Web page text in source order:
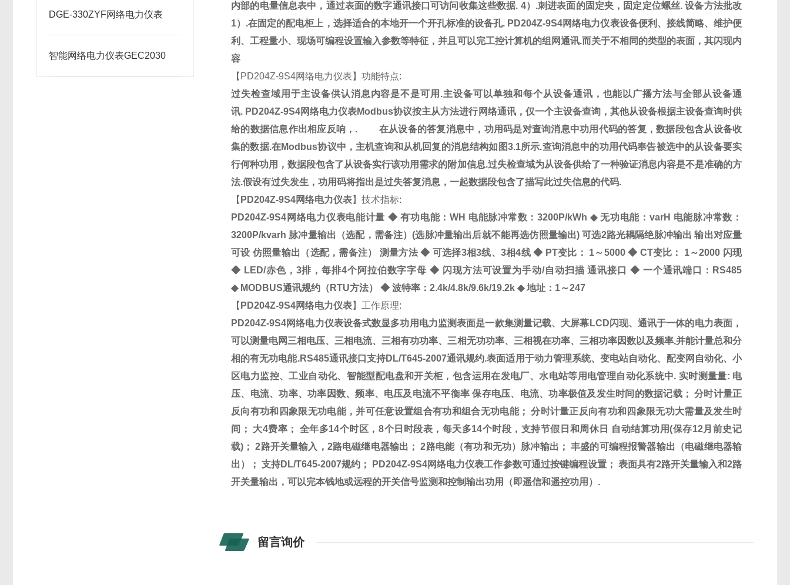
DGE-330ZYF网络电力仪表
智能网络电力仪表GEC2030
内部的电量信息表中，通过表面的数字通讯接口可访问收集这些数据. 4）.刺进表面的固定夹，固定定位螺丝. 设备方法批改
1）.在固定的配电柜上，选择适合的本地开一个开孔标准的设备孔. PD204Z-9S4网络电力仪表设备便利、接线简略、维护便
利、工程量小、现场可编程设置输入参数等特征，并且可以完工控计算机的组网通讯.而关于不相同的类型的表面，其闪现内
容
【 PD204Z-9S4网络电力仪表 】功能特点:
过失检查域用于主设备供认消息内容是不是可用.主设备可以单独和每个从设备通讯，也能以广播方法与全部从设备通
讯. PD204Z-9S4网络电力仪表Modbus协议按主从方法进行网络通讯，仅一个主设备查询，其他从设备根据主设备查询时供
给的数据信息作出相应反响，. 在从设备的答复消息中，功用码是对查询消息中功用代码的答复，数据段包含从设备收
集的数据.在Modbus协议中，主机查询和从机回复的消息结构如图3.1所示.查询消息中的功用代码奉告被选中的从设备要实
行何种功用，数据段包含了从设备实行该功用需求的附加信息.过失检查域为从设备供给了一种验证消息内容是不是准确的方
法.假设有过失发生，功用码将指出是过失答复消息，一起数据段包含了描写此过失信息的代码.
【 PD204Z-9S4网络电力仪表】技术指标:
PD204Z-9S4网络电力仪表电能计量 ◆ 有功电能：WH 电能脉冲常数：3200P/kWh ◆无功电能：varH 电能脉冲常数：
3200P/kvarh 脉冲量输出（选配，需备注）(选脉冲量输出后就不能再选仿照量输出) 可选2路光耦隔绝脉冲输出 输出对应量
可设 仿照量输出（选配，需备注） 测量方法◆ 可选择3相3线、3相4线◆ PT变比： 1～5000◆ CT变比： 1～2000 闪现
◆ LED/赤色，3排，每排4个阿拉伯数字字母◆ 闪现方法可设置为手动/自动扫描 通讯接口 ◆ 一个通讯端口：RS485
◆MODBUS通讯规约（RTU方法）◆ 波特率：2.4k/4.8k/9.6k/19.2k◆地址：1～247
【 PD204Z-9S4网络电力仪表】工作原理:
PD204Z-9S4网络电力仪表设备式数显多功用电力监测表面是一款集测量记载、大屏幕LCD闪现、通讯于一体的电力表面，
可以测量电网三相电压、三相电流、三相有功功率、三相无功功率、三相视在功率、三相功率因数以及频率,并能计量总和分
相的有无功电能.RS485通讯接口支持DL/T645-2007通讯规约.表面适用于动力管理系统、变电站自动化、配变网自动化、小
区电力监控、工业自动化、智能型配电盘和开关柜，包含运用在发电厂、水电站等用电管理自动化系统中. 实时测量量: 电
压、电流、功率、功率因数、频率、电压及电流不平衡率 保存电压、电流、功率极值及发生时间的数据记载； 分时计量正
反向有功和四象限无功电能，并可任意设置组合有功和组合无功电能； 分时计量正反向有功和四象限无功大需量及发生时
间； 大4费率； 全年多14个时区，8个日时段表，每天多14个时段，支持节假日和周休日 自动结算功用(保存12月前史记
载)； 2路开关量输入，2路电磁继电器输出； 2路电能（有功和无功）脉冲输出； 丰盛的可编程报警器输出（电磁继电器输
出）； 支持DL/T645-2007规约；
PD204Z-9S4网络电力仪表工作参数可通过按键编程设置； 表面具有2路开关量输入和2路
开关量输出，可以完本钱地或远程的开关信号监测和控制输出功用（即遥信和遥控功用）.
留言询价